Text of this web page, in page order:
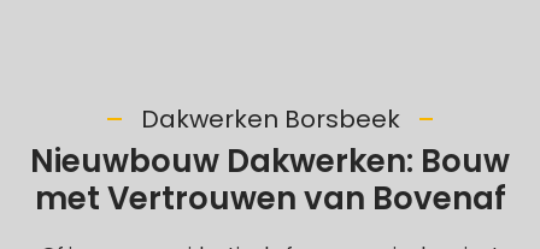
Dakwerken Borsbeek
Nieuwbouw Dakwerken: Bouw
met Vertrouwen van Bovenaf